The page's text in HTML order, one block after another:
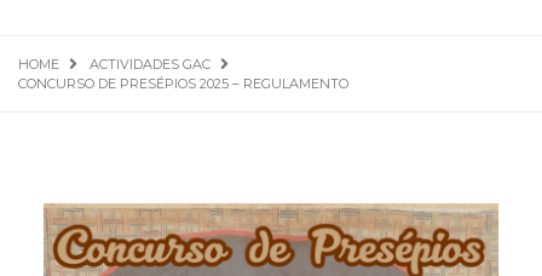
HOME
ACTIVIDADES GAC
CONCURSO DE PRESÉPIOS 2025 – REGULAMENTO